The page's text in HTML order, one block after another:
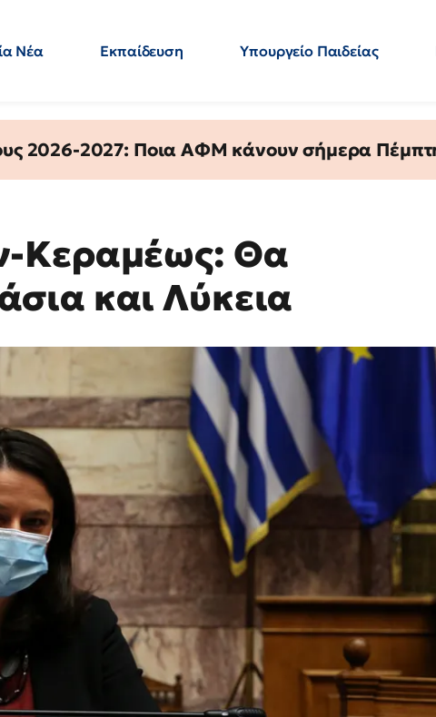
Νέα Εκπαίδευση Υπουργείο Παιδείας
2026-2027: Ποια ΑΦΜ κάνουν σήμερα
Κεραμέως: Θα
και Λύκεια